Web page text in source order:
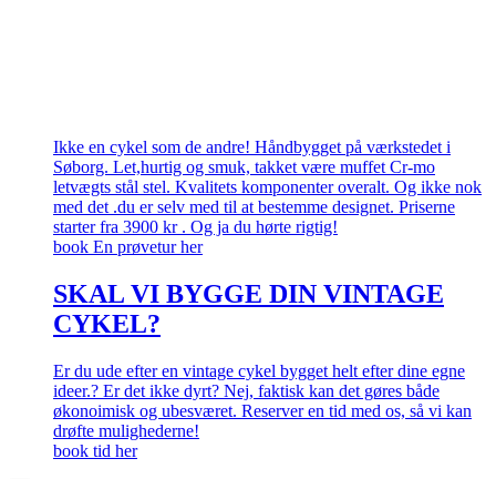
Ikke en cykel som de andre! Håndbygget på værkstedet i
Søborg. Let,hurtig og smuk, takket være muffet Cr-mo
letvægts stål stel. Kvalitets komponenter overalt. Og ikke nok
med det .du er selv med til at bestemme designet. Priserne
starter fra 3900 kr . Og ja du hørte rigtig!
book En prøvetur her
SKAL VI BYGGE DIN VINTAGE
CYKEL?
Er du ude efter en vintage cykel bygget helt efter dine egne
ideer.? Er det ikke dyrt? Nej, faktisk kan det gøres både
økonoimisk og ubesværet. Reserver en tid med os, så vi kan
drøfte mulighederne!
book tid her